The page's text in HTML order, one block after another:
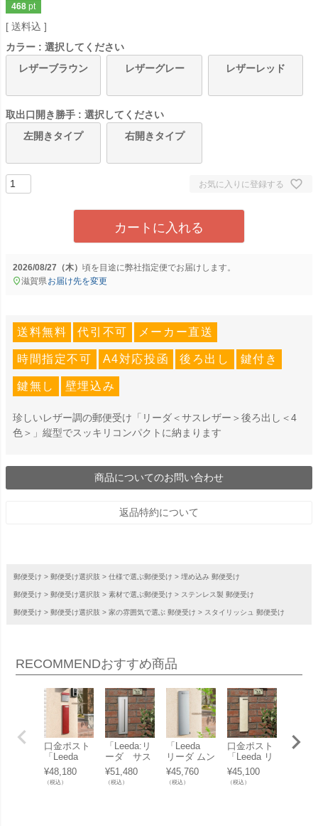
468 pt
送料込
カラー
選択してください
レザーブラウン
レザーグレー レザーレッド
取出口開き勝手
選択してください
左開きタイプ
右開きタイプ
お気に入りに登録する
カートに入れる
2026/08/27（木） に弊社指定便でお届けします。
滋賀県 お届け先を変更
送料無料 代引不可 メーカー直送
時間指定不可 A4対応投函 後ろ出し 鍵付き
鍵無し 壁埋込み
珍しいレザー調の郵便受け「リーダ＜サスレザー＞後ろ出し＜4
色＞」縦型でスッキリコンパクトに納まります
商品についてのお問い合わせ
返品特約について
郵便受け 郵便受け選択肢 仕様で選ぶ郵便受け 埋め込み 郵便受け
郵便受け 郵便受け選択肢 素材で選ぶ郵便受け ステンレス製 郵便受け
郵便受け 郵便受け選択肢 家の雰囲気で選ぶ 郵便受け スタイリッシュ 郵便受け
RECOMMENDおすすめ商品
口金ポスト
「Leeda
リーダ ムン
ト 後ろ出
し」 ※ダ
¥48,180
（税込）
「Leeda:リ
ーダ サス
レザー 後
ろ出し ステ
ンレスシル
¥51,480
（税込）
「Leeda
リーダ ムン
ト 後ろ出
し アルミ
シルバー」
¥45,760
（税込）
口金ポスト
「Leeda リ
ーダ ムント
前出し」 ダ
イヤル錠付
¥45,100
（税込）
「口